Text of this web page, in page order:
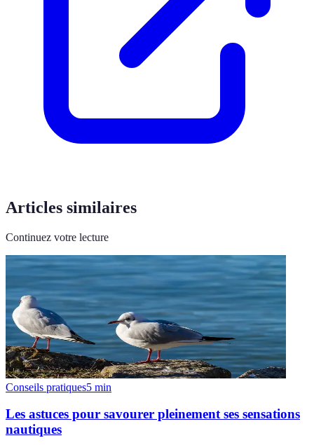
Articles similaires
Continuez votre lecture
Conseils pratiques5 min
Les astuces pour savourer pleinement ses sensations
nautiques